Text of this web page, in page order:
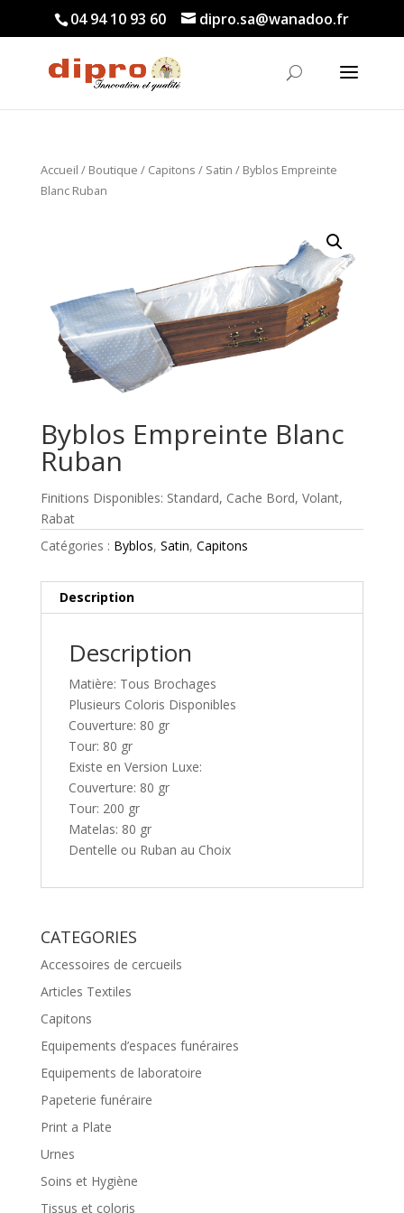
04 94 10 93 60 dipro.sa@wanadoo.fr
Accueil / Boutique / Capitons / Satin / Byblos Empreinte
Blanc Ruban
Byblos Empreinte Blanc
Ruban
Finitions Disponibles: Standard, Cache Bord, Volant,
Rabat
Catégories : Byblos, Satin, Capitons
Description
Description
Matière: Tous Brochages
Plusieurs Coloris Disponibles
Couverture: 80 gr
Tour: 80 gr
Existe en Version Luxe:
Couverture: 80 gr
Tour: 200 gr
Matelas: 80 gr
Dentelle ou Ruban au Choix
CATEGORIES
Accessoires de cercueils
Articles Textiles
Capitons
Equipements d’espaces funéraires
Equipements de laboratoire
Papeterie funéraire
Print a Plate
Urnes
Soins et Hygiène
Tissus et coloris